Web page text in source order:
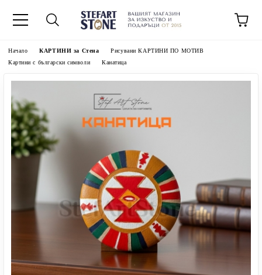
Начало КАРТИНИ за Стена
Рисувани КАРТИНИ ПО МОТИВ
Картини с български символи
Канатица